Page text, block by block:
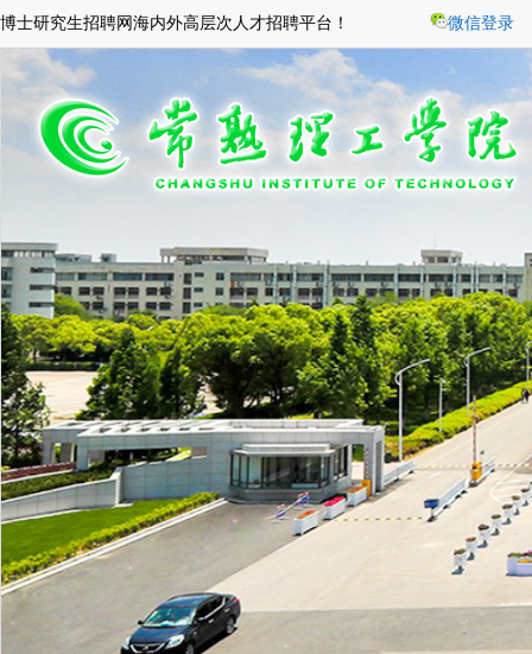
博士研究生招聘网海内外高层次人才招聘平台！ 微信登录